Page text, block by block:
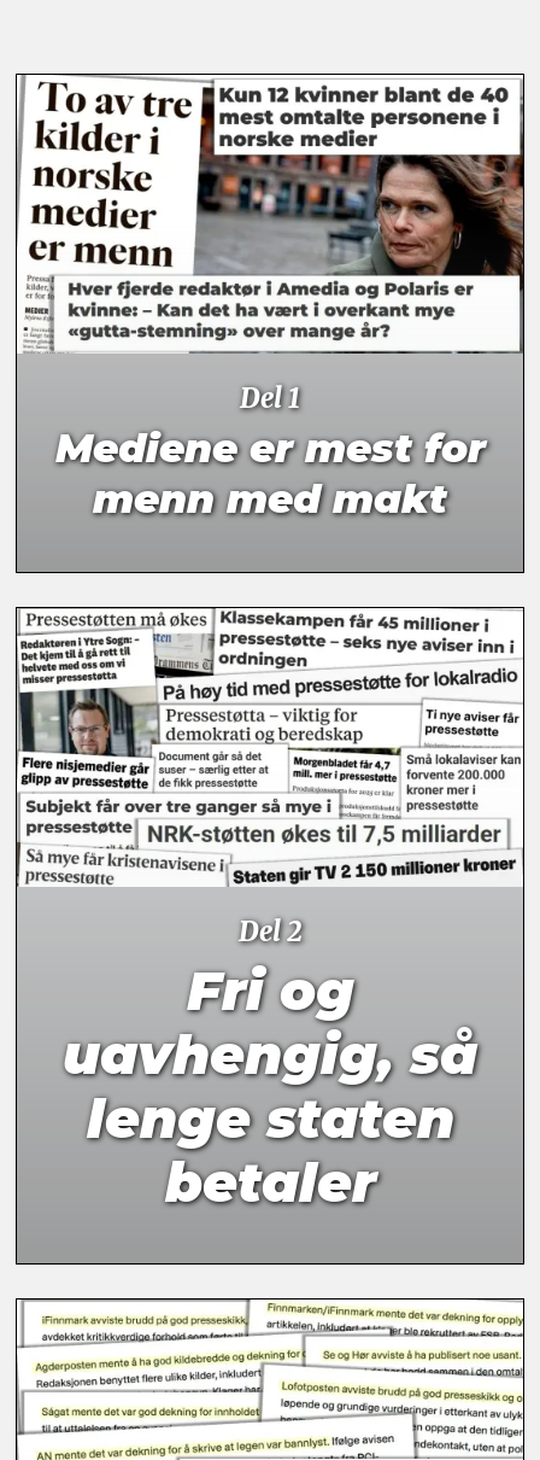
Del 1
Mediene er mest for
menn med makt
Del 2
Fri og
uavhengig, så
lenge staten
betaler